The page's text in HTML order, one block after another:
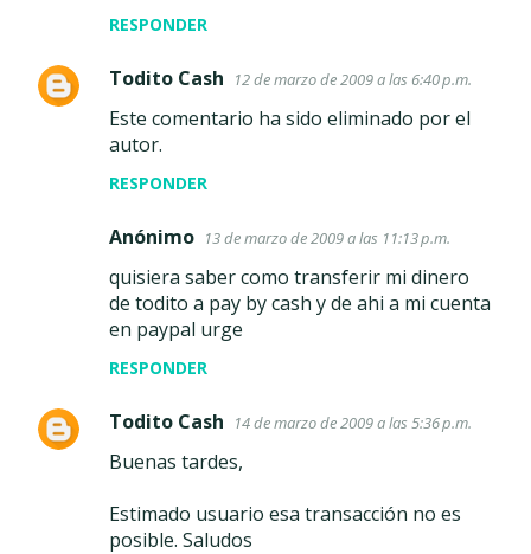
t
a
RESPONDER
Todito Cash 12 de marzo de 2009 a las 6:40 p.m.
Este comentario ha sido eliminado por el
autor.
RESPONDER
Anónimo 13 de marzo de 2009 a las 11:13 p.m.
quisiera saber como transferir mi dinero
de todito a pay by cash y de ahi a mi cuenta
en paypal urge
RESPONDER
Todito Cash 14 de marzo de 2009 a las 5:36 p.m.
Buenas tardes,
Estimado usuario esa transacción no es
posible. Saludos